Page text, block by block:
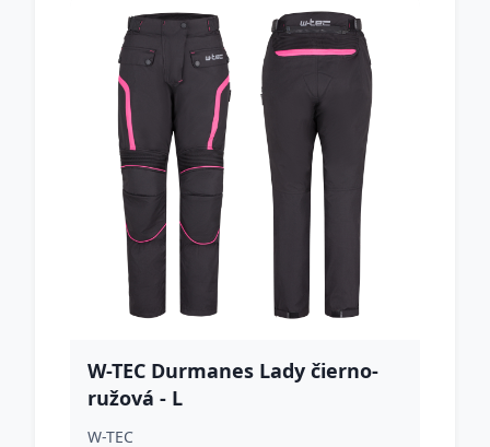
W-TEC Durmanes Lady čierno-
ružová - L
W-TEC